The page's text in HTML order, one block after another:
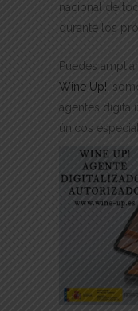
nacional de
durante los
Puedes
Wine Up! ,
agentes
únicos